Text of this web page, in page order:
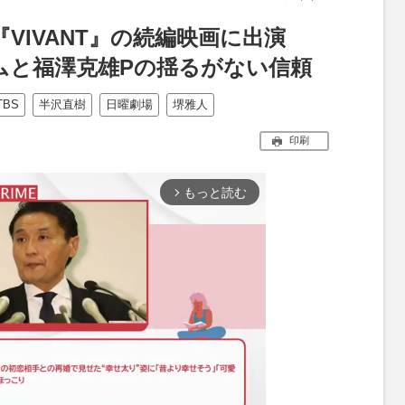
』の続編映画に出演
と福澤克雄Pの揺るがない信頼
半沢直樹 日曜劇場 堺雅人
印刷
arrow_forward_ios もっと読む